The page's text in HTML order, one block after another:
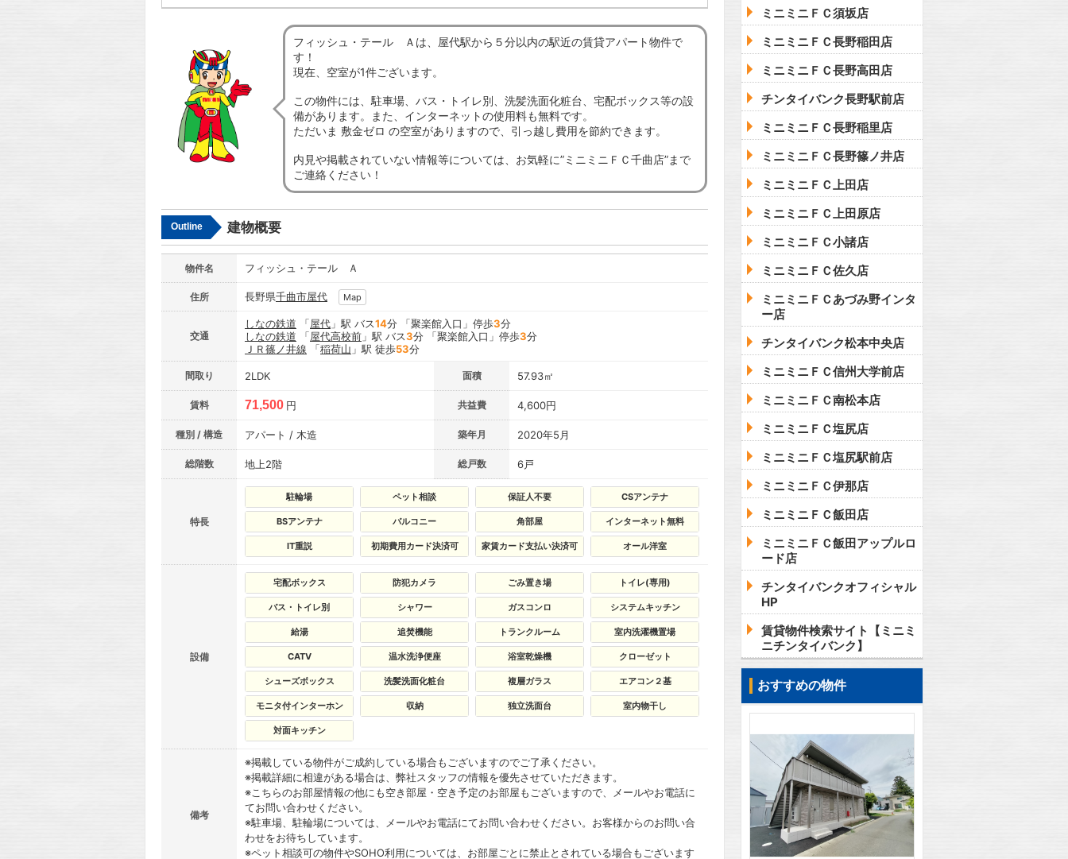
フィッシュ・テール Ａは、屋代駅から５分以内の駅近の賃貸アパート物件で
す！
現在、空室が1件ございます。
この物件には、駐車場、バス・トイレ別、洗髪洗面化粧台、宅配ボックス等の設
備があります。また、インターネットの使用料も無料です。
ただいま 敷金ゼロ の空室がありますので、引っ越し費用を節約できます。
内見や掲載されていない情報等については、お気軽に”ミニミニＦＣ千曲店”まで
ご連絡ください！
Outline 建物概要
物件名 フィッシュ・テール Ａ
住所 長野県千曲市屋代 Map
交通
しなの鉄道 「屋代 」駅 バス14分 「聚楽館入口」停歩3分
しなの鉄道 「屋代高校前 」駅 バス3分 「聚楽館入口」停歩3分
ＪＲ篠ノ井線 「稲荷山 」駅 徒歩53分
間取り 2LDK 面積 57.93㎡
賃料 71,500 円 共益費 4,600円
種別 / 構造 アパート / 木造 築年月 2020年5月
総階数 地上2階 総戸数 6戸
特長
駐輪場 ペット相談 保証人不要 CSアンテナ
BSアンテナ バルコニー 角部屋 インターネット無料
IT重説 初期費用カード決済可 家賃カード支払い決済可 オール洋室
設備
宅配ボックス 防犯カメラ ごみ置き場 トイレ(専用)
バス・トイレ別 シャワー ガスコンロ システムキッチン
給湯 追焚機能 トランクルーム 室内洗濯機置場
CATV 温水洗浄便座 浴室乾燥機 クローゼット
シューズボックス 洗髪洗面化粧台 複層ガラス エアコン２基
モニタ付インターホン 収納 独立洗面台 室内物干し
対面キッチン
備考
※掲載している物件がご成約している場合もございますのでご了承ください。
※掲載詳細に相違がある場合は、弊社スタッフの情報を優先させていただきます。
※こちらのお部屋情報の他にも空き部屋・空き予定のお部屋もございますので、メールやお電話に
てお問い合わせください。
※駐車場、駐輪場については、メールやお電話にてお問い合わせください。お客様からのお問い合
わせをお待ちしています。
※ペット相談可の物件やSOHO利用については、お部屋ごとに禁止とされている場合もございます
ミニミニＦＣ須坂店
ミニミニＦＣ長野稲田店
ミニミニＦＣ長野高田店
チンタイバンク長野駅前店
ミニミニＦＣ長野稲里店
ミニミニＦＣ長野篠ノ井店
ミニミニＦＣ上田店
ミニミニＦＣ上田原店
ミニミニＦＣ小諸店
ミニミニＦＣ佐久店
ミニミニＦＣあづみ野インタ
ー店
チンタイバンク松本中央店
ミニミニＦＣ信州大学前店
ミニミニＦＣ南松本店
ミニミニＦＣ塩尻店
ミニミニＦＣ塩尻駅前店
ミニミニＦＣ伊那店
ミニミニＦＣ飯田店
ミニミニＦＣ飯田アップルロ
ード店
チンタイバンクオフィシャル
HP
賃貸物件検索サイト【ミニミ
ニチンタイバンク】
おすすめの物件
2